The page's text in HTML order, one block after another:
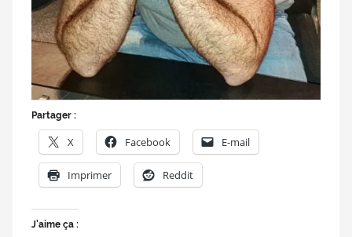
Partager :
X Facebook E-mail
Imprimer Reddit
J’aime ça :